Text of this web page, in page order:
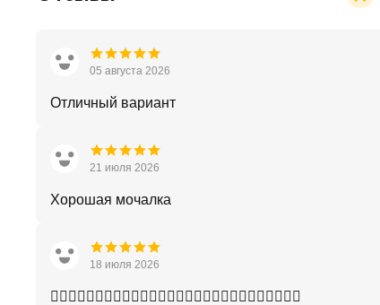
05 августа 2026
Отличный вариант
21 июля 2026
Хорошая мочалка
18 июля 2026
👍🏾👍🏾👍🏾👍🏾👍🏾👍🏾👍🏾👍🏾👍🏾👍🏾👍🏾👍🏾👍🏾👍🏾